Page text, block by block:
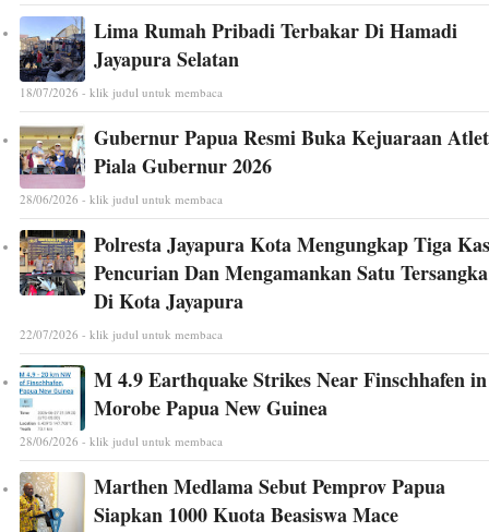
Lima Rumah Pribadi Terbakar Di Hamadi
Jayapura Selatan
18/07/2026 - klik judul untuk membaca
Gubernur Papua Resmi Buka Kejuaraan
Piala Gubernur 2026
28/06/2026 - klik judul untuk membaca
Polresta Jayapura Kota Mengungkap Tiga
Pencurian Dan Mengamankan Satu Tersangka
Di Kota Jayapura
22/07/2026 - klik judul untuk membaca
M 4.9 Earthquake Strikes Near Finschhafen in
Morobe Papua New Guinea
28/06/2026 - klik judul untuk membaca
Marthen Medlama Sebut Pemprov Papua
Siapkan 1000 Kuota Beasiswa Mace